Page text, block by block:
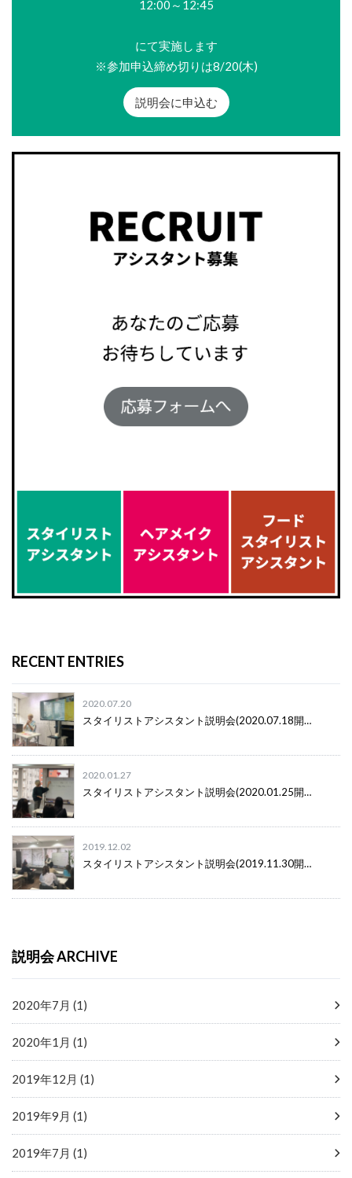
12:00～12:45
にて実施します
※参加申込締め切りは8/20(木)
説明会に申込む
RECENT ENTRIES
2020.07.20
スタイリストアシスタント説明会(2020.07.18開…
2020.01.27
スタイリストアシスタント説明会(2020.01.25開…
2019.12.02
スタイリストアシスタント説明会(2019.11.30開…
説明会 ARCHIVE
2020年7月 (1)
2020年1月 (1)
2019年12月 (1)
2019年9月 (1)
2019年7月 (1)